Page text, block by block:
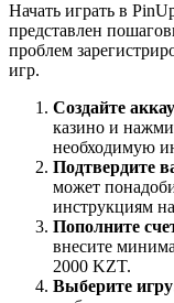
Начать играть в
представлен
проблем
игр.
Создайте
казино и
необходимую
Подтвердите
может
инструкциям
Пополните
внесите
2000 KZT.
Выберите